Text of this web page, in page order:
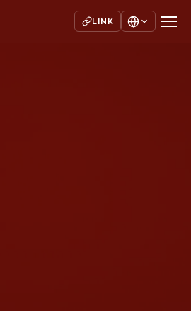
LINK